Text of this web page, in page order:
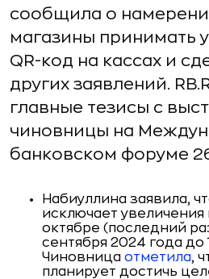
сообщила о
магазины принимать
QR-код на кассах и
других заявлений.
главные тезисы с
чиновницы на
банковском форуме
Набиуллина заявила,
исключает
октябре (последний
сентября 2024 года до
Чиновница отметила,
планирует достичь